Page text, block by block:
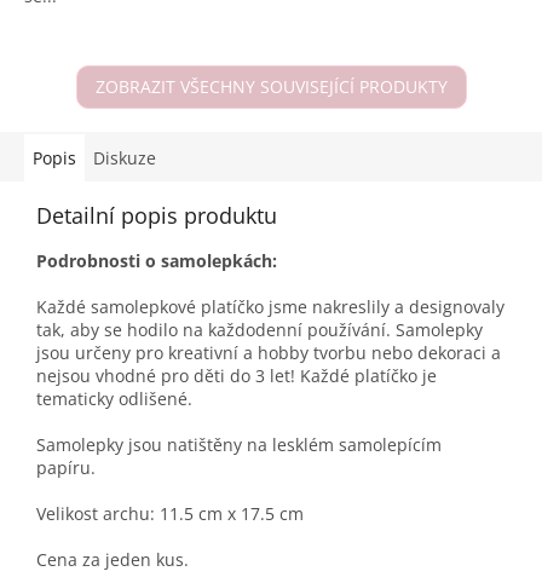
ZOBRAZIT VŠECHNY SOUVISEJÍCÍ PRODUKTY
Popis Diskuze
Detailní popis produktu
Podrobnosti o samolepkách:
Každé samolepkové platíčko jsme nakreslily a designovaly
tak, aby se hodilo na každodenní používání. Samolepky
jsou určeny pro kreativní a hobby tvorbu nebo dekoraci a
nejsou vhodné pro děti do 3 let! Každé platíčko je
tematicky odlišené.
Samolepky jsou natištěny na lesklém samolepícím
papíru.
Velikost archu: 11.5 cm x 17.5 cm
Cena za jeden kus.